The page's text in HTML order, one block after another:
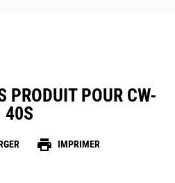
PRODUIT POUR CW-
40S
print IMPRIMER